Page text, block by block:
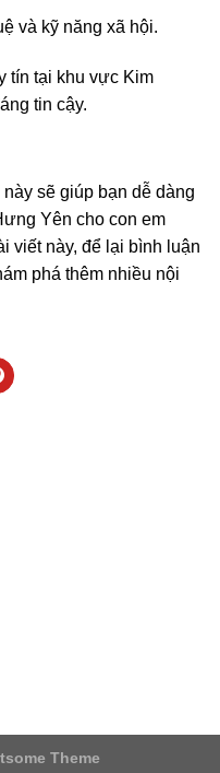
và kỹ năng xã hội.
tín tại khu vực Kim
tin cậy.
sẽ giúp bạn dễ dàng
Yên cho con em
viết này, để lại bình luận
phá thêm nhiều nội
Theme